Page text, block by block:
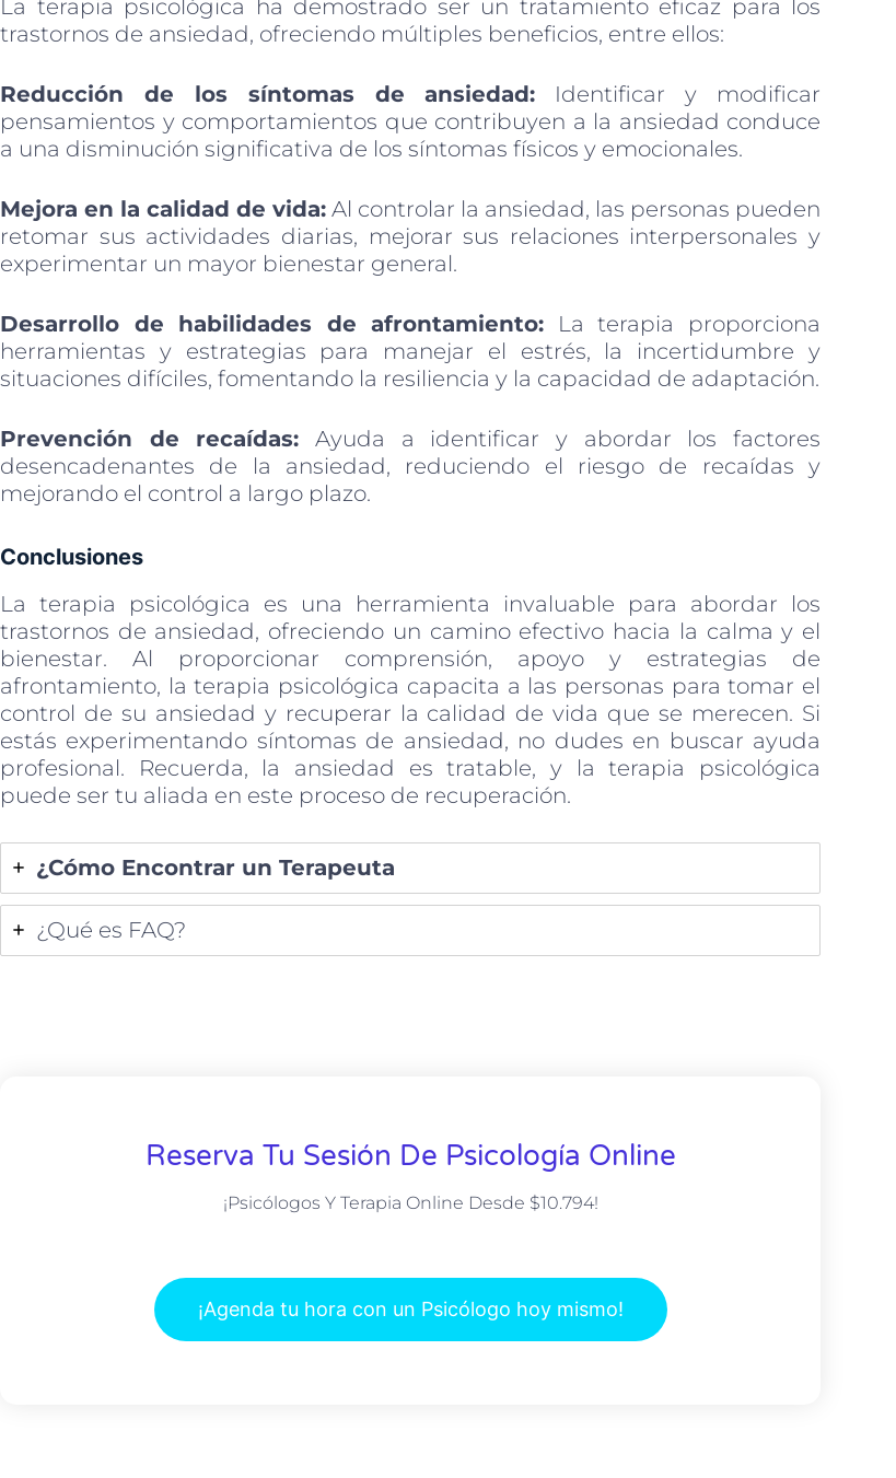
La terapia psicológica ha demostrado ser un tratamiento eficaz para los
trastornos de ansiedad, ofreciendo múltiples beneficios, entre ellos:
Reducción de los síntomas de ansiedad: Identificar y modificar
pensamientos y comportamientos que contribuyen a la ansiedad conduce
a una disminución significativa de los síntomas físicos y emocionales.
Mejora en la calidad de vida: Al controlar la ansiedad, las personas pueden
retomar sus actividades diarias, mejorar sus relaciones interpersonales y
experimentar un mayor bienestar general.
Desarrollo de habilidades de afrontamiento: La terapia proporciona
herramientas y estrategias para manejar el estrés, la incertidumbre y
situaciones difíciles, fomentando la resiliencia y la capacidad de adaptación.
Prevención de recaídas: Ayuda a identificar y abordar los factores
desencadenantes de la ansiedad, reduciendo el riesgo de recaídas y
mejorando el control a largo plazo.
Conclusiones
La terapia psicológica es una herramienta invaluable para abordar los
trastornos de ansiedad, ofreciendo un camino efectivo hacia la calma y el
bienestar. Al proporcionar comprensión, apoyo y estrategias de
afrontamiento, la terapia psicológica capacita a las personas para tomar el
control de su ansiedad y recuperar la calidad de vida que se merecen. Si
estás experimentando síntomas de ansiedad, no dudes en buscar ayuda
profesional. Recuerda, la ansiedad es tratable, y la terapia psicológica
puede ser tu aliada en este proceso de recuperación.
¿Cómo Encontrar un Terapeuta
¿Qué es FAQ?
Reserva Tu Sesión De Psicología Online
¡Psicólogos Y Terapia Online Desde $10.794!
¡Agenda tu hora con un Psicólogo hoy mismo!